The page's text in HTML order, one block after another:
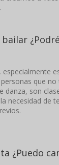
especialmente
que no
danza, son
necesidad de
¿Puedo